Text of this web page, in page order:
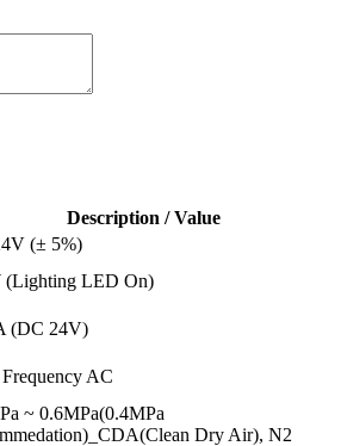
Description / Value
(± 5%)
(Lighting LED On)
(DC 24V)
AC
~ 0.6MPa(0.4MPa
Dry Air), N2